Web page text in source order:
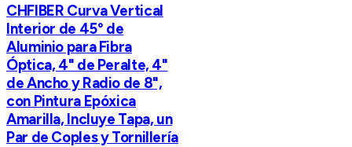
CHFIBER Curva Vertical
Interior de 45° de
Aluminio para Fibra
Óptica, 4" de Peralte, 4"
de Ancho y Radio de 8",
con Pintura Epóxica
Amarilla, Incluye Tapa, un
Par de Coples y Tornillería